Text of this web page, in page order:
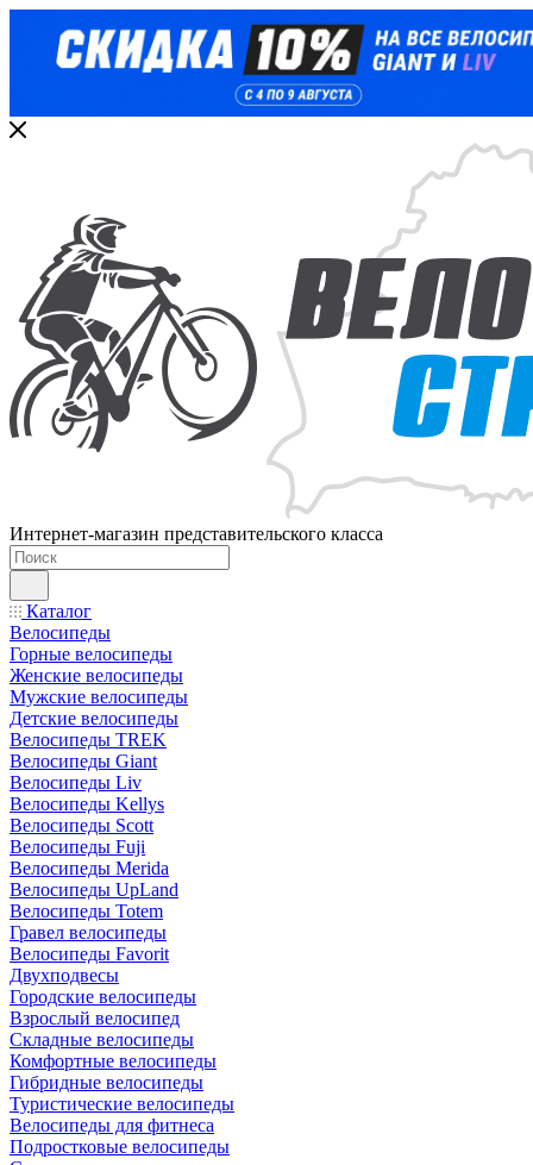
Интернет-магазин представительского класса
Каталог
Велосипеды
Горные велосипеды
Женские велосипеды
Мужские велосипеды
Детские велосипеды
Велосипеды TREK
Велосипеды Giant
Велосипеды Liv
Велосипеды Kellys
Велосипеды Scott
Велосипеды Fuji
Велосипеды Merida
Велосипеды UpLand
Велосипеды Totem
Гравел велосипеды
Велосипеды Favorit
Двухподвесы
Городские велосипеды
Взрослый велосипед
Складные велосипеды
Комфортные велосипеды
Гибридные велосипеды
Туристические велосипеды
Велосипеды для фитнеса
Подростковые велосипеды